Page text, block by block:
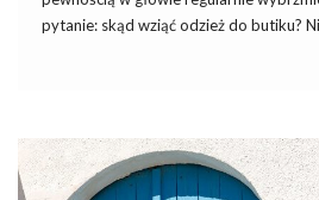
pytanie: skąd wziąć odzież do butiku?